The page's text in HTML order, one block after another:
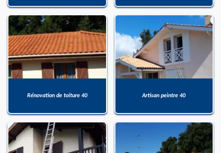
Rénovation de toiture 40 Artisan peintre 40